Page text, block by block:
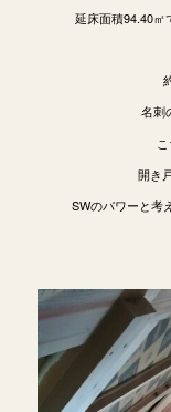
延床面積94.40㎡
名刺
開き
SWのパワーと考